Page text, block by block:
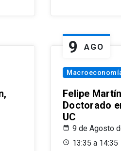
9 AGO
Felipe
Doctorado
UC
9 de Agosto
13:35 a 14:35